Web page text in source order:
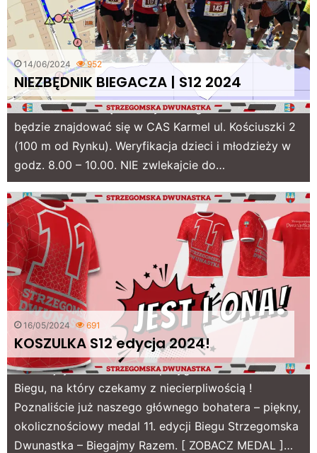
14/06/2024 952
NIEZBĘDNIK BIEGACZA | S12 2024
Biuro zawodów będzie czynne w godz. 8.00 – 11.00 i
będzie znajdować się w CAS Karmel ul. Kościuszki 2
(100 m od Rynku). Weryfikacja dzieci i młodzieży w
godz. 8.00 – 10.00. NIE zwlekajcie do…
16/05/2024 691
KOSZULKA S12 edycja 2024!
To kolejny z momentów w przygotowaniach do
Biegu, na który czekamy z niecierpliwością !
Poznaliście już naszego głównego bohatera – piękny,
okolicznościowy medal 11. edycji Biegu Strzegomska
Dwunastka – Biegajmy Razem. [ ZOBACZ MEDAL ]…